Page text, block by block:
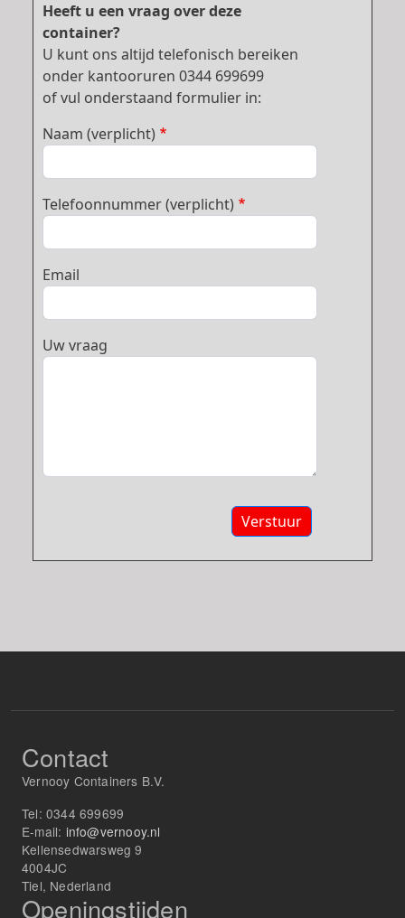
Heeft u een vraag over deze
container?
U kunt ons altijd telefonisch bereiken
onder kantooruren 0344 699699
of vul onderstaand formulier in:
Naam (verplicht)
Telefoonnummer (verplicht)
Email
Uw vraag
Verstuur
Contact
Vernooy Containers B.V.
Tel: 0344 699699
E-mail: info@vernooy.nl
Kellensedwarsweg 9
4004JC
Tiel, Nederland
Openingstijden